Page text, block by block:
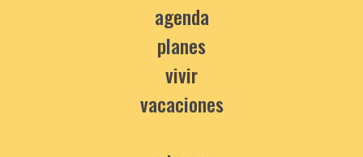
agenda
planes
vivir
vacaciones